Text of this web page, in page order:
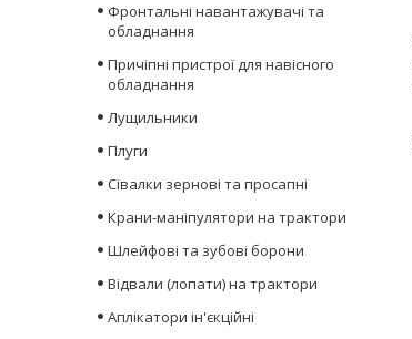
Фронтальні навантажувачі та
обладнання
Причіпні пристрої для навісного
обладнання
Лущильники
Плуги
Сівалки зернові та просапні
Крани-маніпулятори на трактори
Шлейфові та зубові борони
Відвали (лопати) на трактори
Аплікатори ін'єкційні